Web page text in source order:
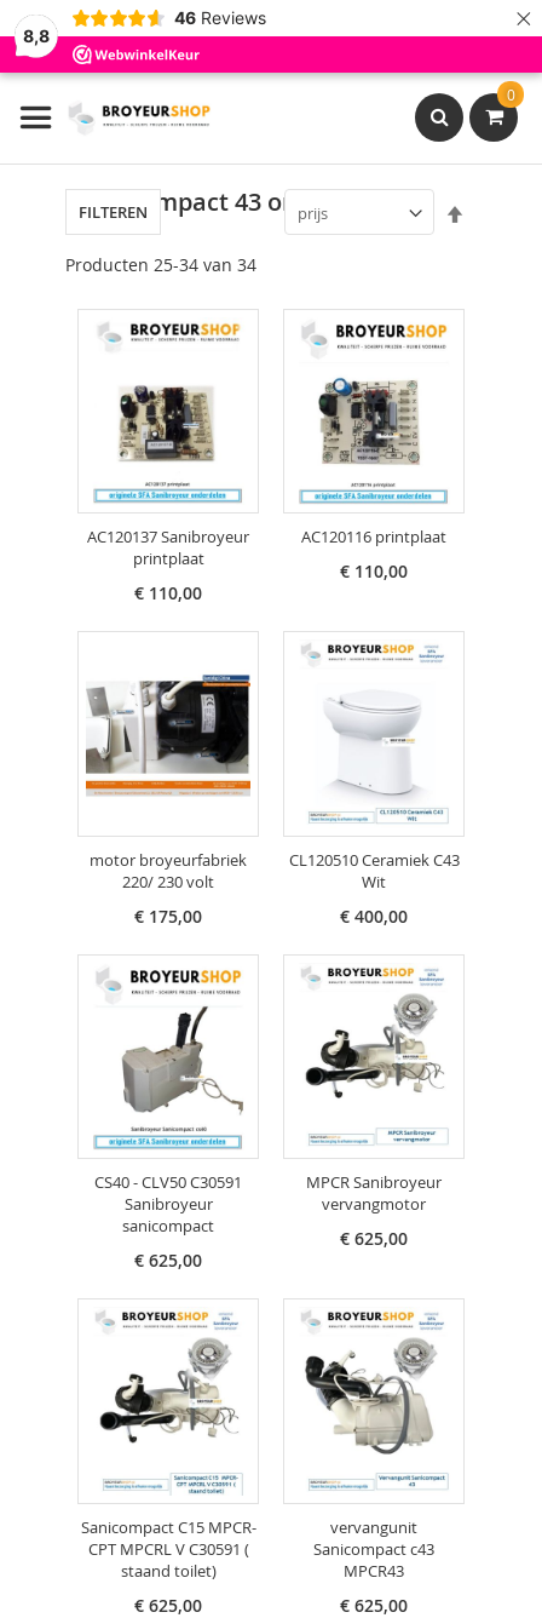
8,8
46 Reviews ×
Ga
naar
de
0
Search
Sanicompact 43 onderdelen
Producten 25-34 van 34
sorteren
AC120137 Sanibroyeur
printplaat
€ 110,00
AC120116 printplaat
€ 110,00
motor broyeurfabriek
220/ 230 volt
€ 175,00
CL120510 Ceramiek C43
Wit
€ 400,00
CS40 - CLV50 C30591
Sanibroyeur
sanicompact
€ 625,00
MPCR Sanibroyeur
vervangmotor
€ 625,00
Sanicompact C15 MPCR-
CPT MPCRL V C30591 (
staand toilet)
€ 625,00
vervangunit
Sanicompact c43
MPCR43
€ 625,00
FILTEREN